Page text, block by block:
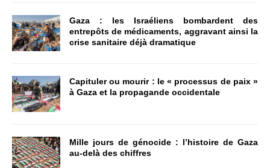
Gaza : les Israéliens bombardent des
entrepôts de médicaments, aggravant ainsi la
crise sanitaire déjà dramatique
Capituler ou mourir : le « processus de paix »
à Gaza et la propagande occidentale
Mille jours de génocide : l’histoire de Gaza
au-delà des chiffres